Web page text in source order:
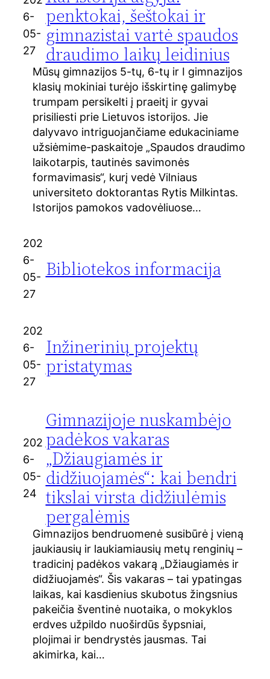
6-
05-
27
penktokai, šeštokai ir
gimnazistai vartė spaudos
draudimo laikų leidinius
Mūsų gimnazijos 5-tų, 6-tų ir I gimnazijos
klasių mokiniai turėjo išskirtinę galimybę
trumpam persikelti į praeitį ir gyvai
prisiliesti prie Lietuvos istorijos. Jie
dalyvavo intriguojančiame edukaciniame
užsiėmime-paskaitoje „Spaudos draudimo
laikotarpis, tautinės savimonės
formavimasis“, kurį vedė Vilniaus
universiteto doktorantas Rytis Milkintas.
Istorijos pamokos vadovėliuose…
202
6-
05-
27
Bibliotekos informacija
202
6-
05-
27
Inžinerinių projektų
pristatymas
202
6-
05-
24
Gimnazijoje nuskambėjo
padėkos vakaras
„Džiaugiamės ir
didžiuojamės“: kai bendri
tikslai virsta didžiulėmis
pergalėmis
Gimnazijos bendruomenė susibūrė į vieną
jaukiausių ir laukiamiausių metų renginių –
tradicinį padėkos vakarą „Džiaugiamės ir
didžiuojamės“. Šis vakaras – tai ypatingas
laikas, kai kasdienius skubotus žingsnius
pakeičia šventinė nuotaika, o mokyklos
erdves užpildo nuoširdūs šypsniai,
plojimai ir bendrystės jausmas. Tai
akimirka, kai…